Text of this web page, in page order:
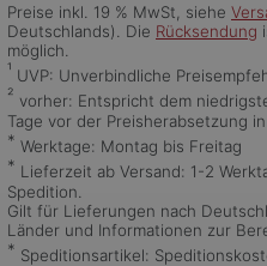
Preise inkl. 19 % MwSt, siehe
Deutschlands). Die Rücksendung
möglich.
¹ UVP: Unverbindliche
² vorher: Entspricht dem
Tage vor der Preisherabsetzung
* Werktage: Montag bis Freitag
* Lieferzeit ab Versand: 1-2
Spedition.
Gilt für Lieferungen nach
Länder und Informationen zur
* Speditionsartikel: